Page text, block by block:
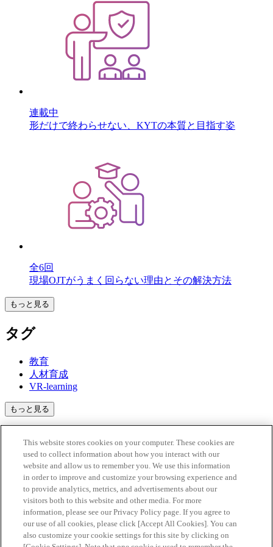
連載中
形だけで終わらせない、KYTの本質と目指す姿
全6回
現場OJTがうまく回らない理由とその解決方法
全8回
もっと見る
タグ
教育
人材育成
VR-learning
安全教育
技術継承
もっと見る
コラム
安全教育にVRを取り入れるメリット・デメリット
資料ダウンロード お問い合わせ
About Us orishiaとは
This website stores cookies on your computer. These cookies are
used to collect information about how you interact with our
website and allow us to remember you. We use this information
in order to improve and customize your browsing experience and
to provide analytics, metrics, and advertisements about our
visitors both to this website and other media. For more
information, please see our Privacy Policy page. If you agree to
our use of all cookies, please click [Accept All Cookies]. You can
also customize your cookie settings for this site by clicking on